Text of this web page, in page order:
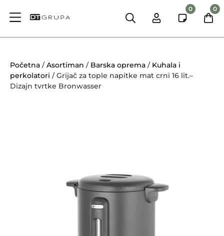
0 0
Početna /Asortiman / Barska oprema / Kuhala i
perkolatori / Grijač za tople napitke mat crni 16 lit.–
Dizajn tvrtke Bronwasser